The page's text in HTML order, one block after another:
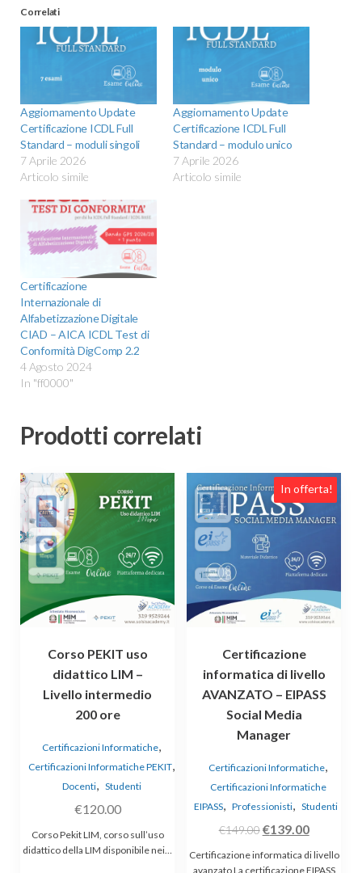
Correlati
Aggiornamento Update
Certificazione ICDL Full
Standard – moduli singoli
7 Aprile 2026
Articolo simile
Aggiornamento Update
Certificazione ICDL Full
Standard – modulo unico
7 Aprile 2026
Articolo simile
Certificazione
Internazionale di
Alfabetizzazione Digitale
CIAD – AICA ICDL Test di
Conformità DigComp 2.2
4 Agosto 2024
In "ff0000"
Prodotti correlati
Corso PEKIT uso
didattico LIM –
Livello intermedio
200 ore
Certificazioni Informatiche,
Certificazioni Informatiche PEKIT,
Docenti, Studenti
€120.00
Corso Pekit LIM, corso sull’uso
didattico della LIM disponibile nei…
In offerta!
Certificazione
informatica di livello
AVANZATO – EIPASS
Social Media
Manager
Certificazioni Informatiche,
Certificazioni Informatiche
EIPASS, Professionisti, Studenti
€149.00Il
prezzo
originale
€139.00Il
prezzo
attuale
Certificazione informatica di livello
avanzato La certificazione EIPASS